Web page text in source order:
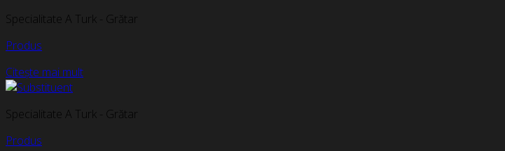
Specialitate A Turk - Grătar
Produs
Citește mai mult
Specialitate A Turk - Grătar
Produs